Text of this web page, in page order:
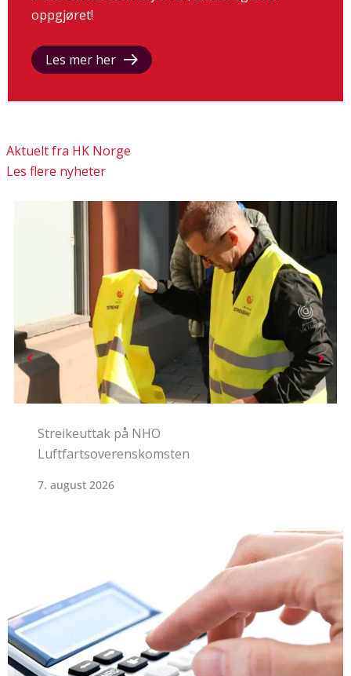
oppgjøret!
Les mer her
Aktuelt fra HK Norge
Les flere nyheter
HKs medlemmer på NHO
Standardoverenskomsten stemte JA
5. august 2026